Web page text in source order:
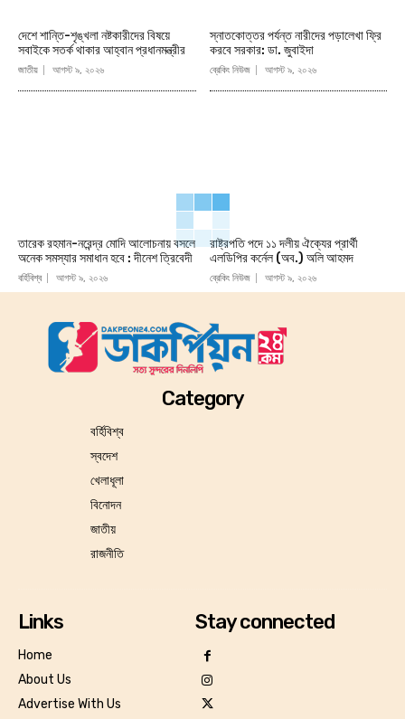
দেশে শান্তি-শৃঙ্খলা নষ্টকারীদের বিষয়ে
সবাইকে সতর্ক থাকার আহ্বান প্রধানমন্ত্রীর
জাতীয় আগস্ট ৯, ২০২৬
স্নাতকোত্তর পর্যন্ত নারীদের পড়ালেখা ফ্রি
করবে সরকার: ডা. জুবাইদা
ব্রেকিং নিউজ আগস্ট ৯, ২০২৬
তারেক রহমান-নরেন্দ্র মোদি আলোচনায় বসলে
অনেক সমস্যার সমাধান হবে : দীনেশ ত্রিবেদী
বর্হিবিশ্ব আগস্ট ৯, ২০২৬
রাষ্ট্রপতি পদে ১১ দলীয় ঐক্যের প্রার্থী
এলডিপির কর্নেল (অব.) অলি আহমদ
ব্রেকিং নিউজ আগস্ট ৯, ২০২৬
Category
বর্হিবিশ্ব
স্বদেশ
খেলাধূলা
বিনোদন
জাতীয়
রাজনীতি
Links
Home
About Us
Advertise With Us
Stay connected